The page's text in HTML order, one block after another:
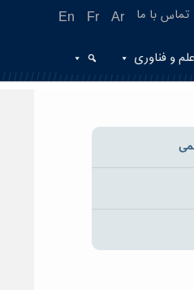
En Fr Ar تماس با ما
و فناوری